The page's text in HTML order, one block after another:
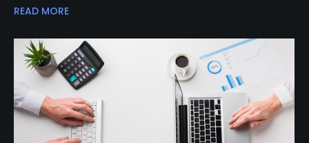
READ MORE